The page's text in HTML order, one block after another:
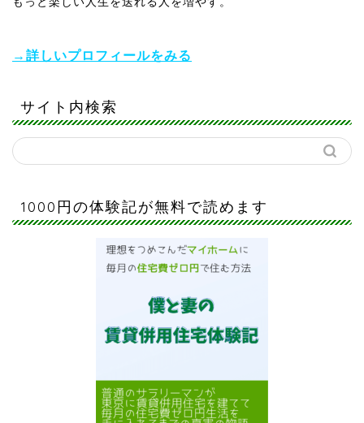
→詳しいプロフィールをみる
サイト内検索
1000円の体験記が無料で読めます